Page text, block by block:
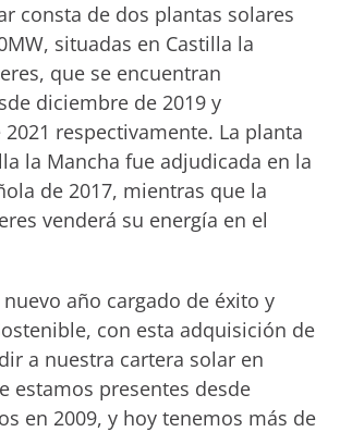
consta de dos plantas solares
situadas en Castilla la
que se encuentran
diciembre de 2019 y
respectivamente. La planta
la Mancha fue adjudicada en la
de 2017, mientras que la
venderá su energía en el
nuevo año cargado de éxito y
con esta adquisición de
a nuestra cartera solar en
estamos presentes desde
en 2009, y hoy tenemos más de